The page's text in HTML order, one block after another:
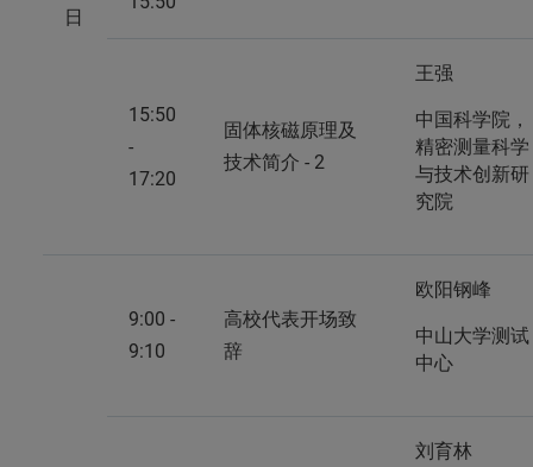
日
15:50
-
17:20
固体核磁原理及
技术简介 - 2
王强
中国科学院，
精密测量科学
与技术创新研
究院
9:00 -
9:10
高校代表开场致
辞
欧阳钢峰
中山大学测试
中心
刘育林